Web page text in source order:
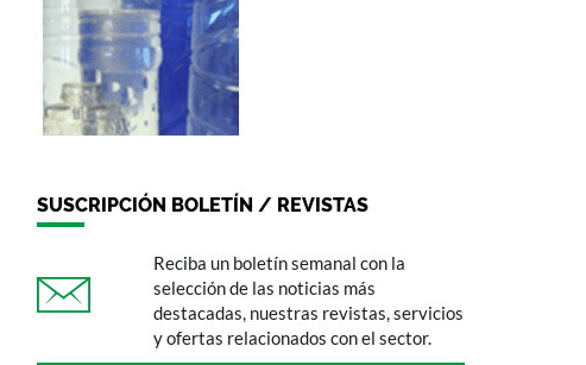
SUSCRIPCIÓN BOLETÍN / REVISTAS
Reciba un boletín semanal con la
selección de las noticias más
destacadas, nuestras revistas, servicios
y ofertas relacionados con el sector.